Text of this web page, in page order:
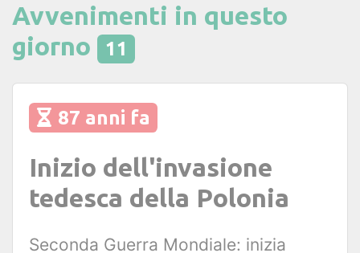
Avvenimenti in questo
giorno
11
87 anni fa
Inizio dell'invasione
tedesca della Polonia
Seconda Guerra Mondiale: inizia